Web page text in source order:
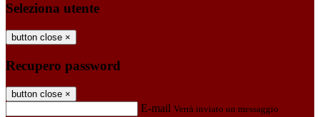
Seleziona utente
button close ×
Recupero password
button close ×
E-mail Verrà inviato un messaggio